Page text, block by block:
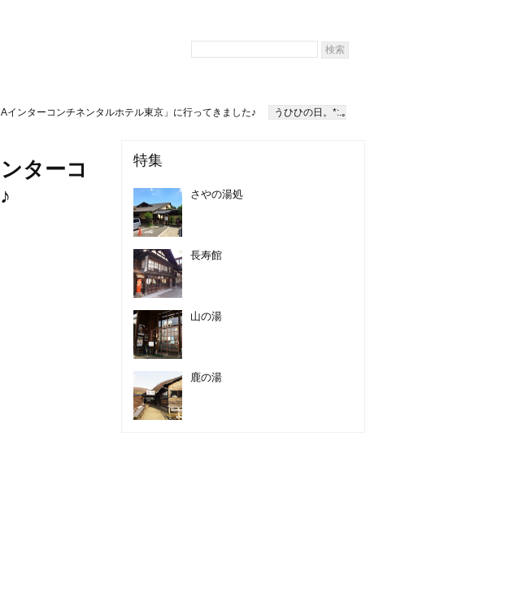
インターコンチネンタルホテル東京」に行ってきました♪
うひひの日。*:.｡
ターコ
特集
さやの湯処
長寿館
山の湯
鹿の湯